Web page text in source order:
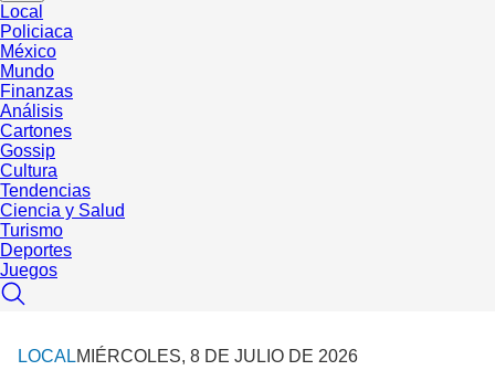
Local
Policiaca
México
Mundo
Finanzas
Análisis
Cartones
Gossip
Cultura
Tendencias
Ciencia y Salud
Turismo
Deportes
Juegos
LOCALMIÉRCOLES, 8 DE JULIO DE 2026